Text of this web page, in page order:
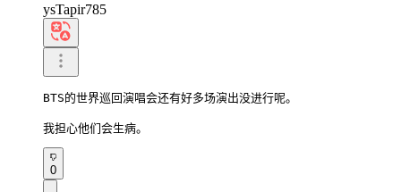
ysTapir785
BTS的世界巡回演唱会还有好多场演出没进行呢。
我担心他们会生病。
0